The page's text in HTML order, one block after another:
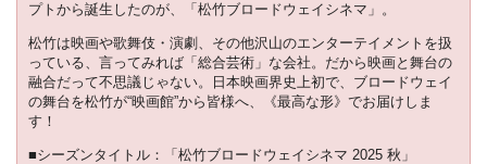
プトから誕生したのが、「松竹ブロードウェイシネマ」。
松竹は映画や歌舞伎・演劇、その他沢山のエンターテイメントを扱
っている、言ってみれば「総合芸術」な会社。だから映画と舞台の
融合だって不思議じゃない。日本映画界史上初で、ブロードウェイ
の舞台を松竹が“映画館”から皆様へ、《最高な形》でお届けしま
す！
■シーズンタイトル：「松竹ブロードウェイシネマ 2025 秋」